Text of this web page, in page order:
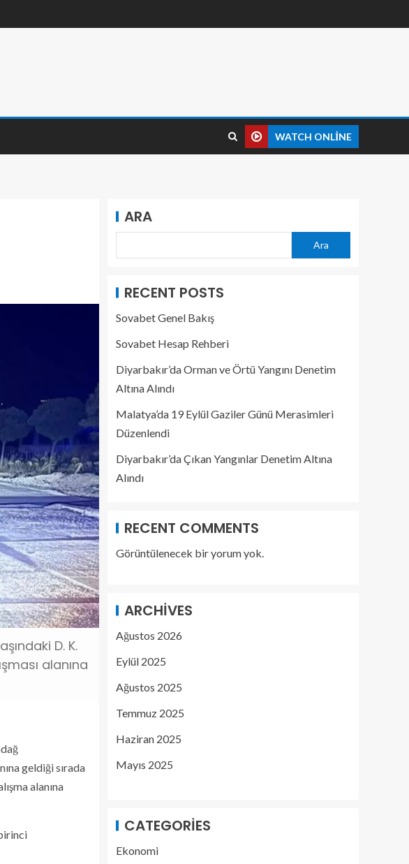
WATCH ONLINE
D. K.
alanına
geldiği sırada
alanına
ARA
Ara
RECENT POSTS
Sovabet Genel Bakış
Sovabet Hesap Rehberi
Diyarbakır’da Orman ve Örtü Yangını Denetim
Altına Alındı
Malatya’da 19 Eylül Gaziler Günü Merasimleri
Düzenlendi
Diyarbakır’da Çıkan Yangınlar Denetim Altına
Alındı
RECENT COMMENTS
Görüntülenecek bir yorum yok.
ARCHIVES
Ağustos 2026
Eylül 2025
Ağustos 2025
Temmuz 2025
Haziran 2025
Mayıs 2025
CATEGORIES
Ekonomi